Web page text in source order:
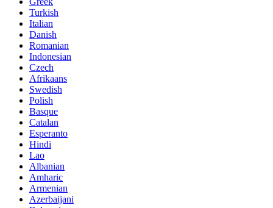
Turkish
Italian
Danish
Romanian
Indonesian
Czech
Afrikaans
Swedish
Polish
Basque
Catalan
Esperanto
Hindi
Lao
Albanian
Amharic
Armenian
Azerbaijani